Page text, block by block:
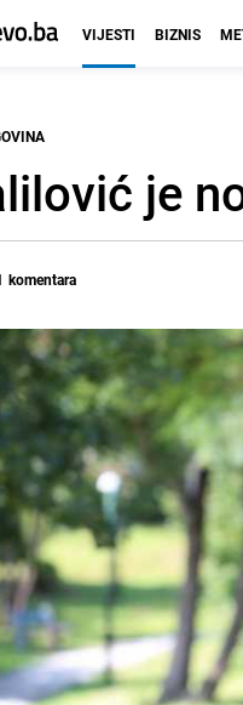
VIJESTI BIZNIS
je
komentara